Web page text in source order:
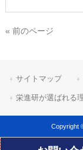
« 前のページ
サイトマップ
栄進研が選ばれる
Copyright